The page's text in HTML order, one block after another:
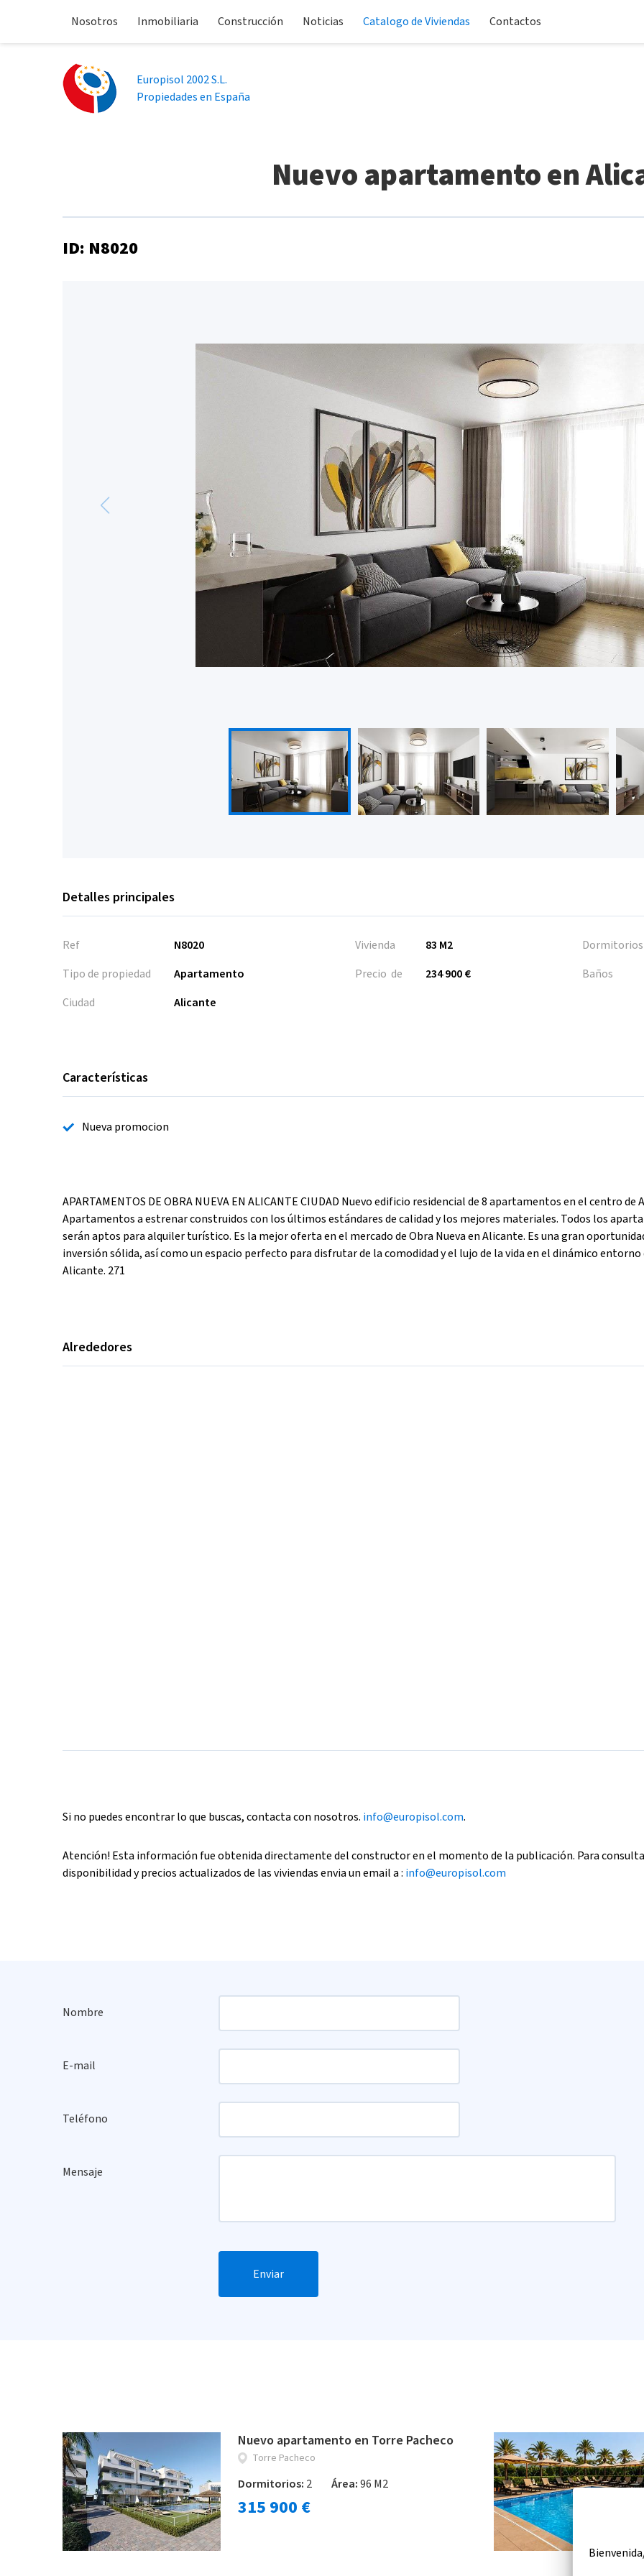
Nosotros Inmobiliaria Construcción Noticias Catalogo de Viviendas Contactos
Europisol 2002 S.L.
Propiedades en España
Nuevo apartamento en
ID: N8020
Detalles principales
Ref
N8020
Tipo de propiedad
Apartamento
Ciudad
Alicante
Vivienda
83 M2
Precio de
234 900 €
Dormitorios
Baños
Características
Nueva promocion
APARTAMENTOS DE OBRA NUEVA EN ALICANTE CIUDAD Nuevo edificio residencial de 8 apartamentos en el centro de
Apartamentos a estrenar construidos con los últimos estándares de calidad y los mejores materiales. Todos los
serán aptos para alquiler turístico. Es la mejor oferta en el mercado de Obra Nueva en Alicante. Es una gran
inversión sólida, así como un espacio perfecto para disfrutar de la comodidad y el lujo de la vida en el dinámico entorno
Alicante. 271
Alrededores
Si no puedes encontrar lo que buscas, contacta con nosotros. info@europisol.com.
Atención! Esta información fue obtenida directamente del constructor en el momento de la publicación. Para
disponibilidad y precios actualizados de las viviendas envia un email a : info@europisol.com
Nombre
E-mail
Teléfono
Mensaje
Enviar
Nuevo apartamento en Torre Pacheco
Torre Pacheco
Dormitorios: 2 Área:96 M2
315 900 €